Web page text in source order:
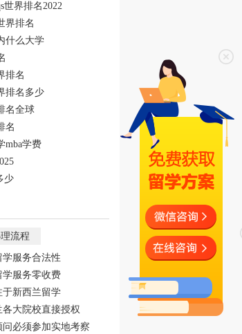
世界排名2022
界排名
什么大学
排名
排名多少
名全球
名
mba学费
少
流程
学服务合法性
学服务零收费
于新西兰留学
各大院校直接授权
问必须参加实地考察